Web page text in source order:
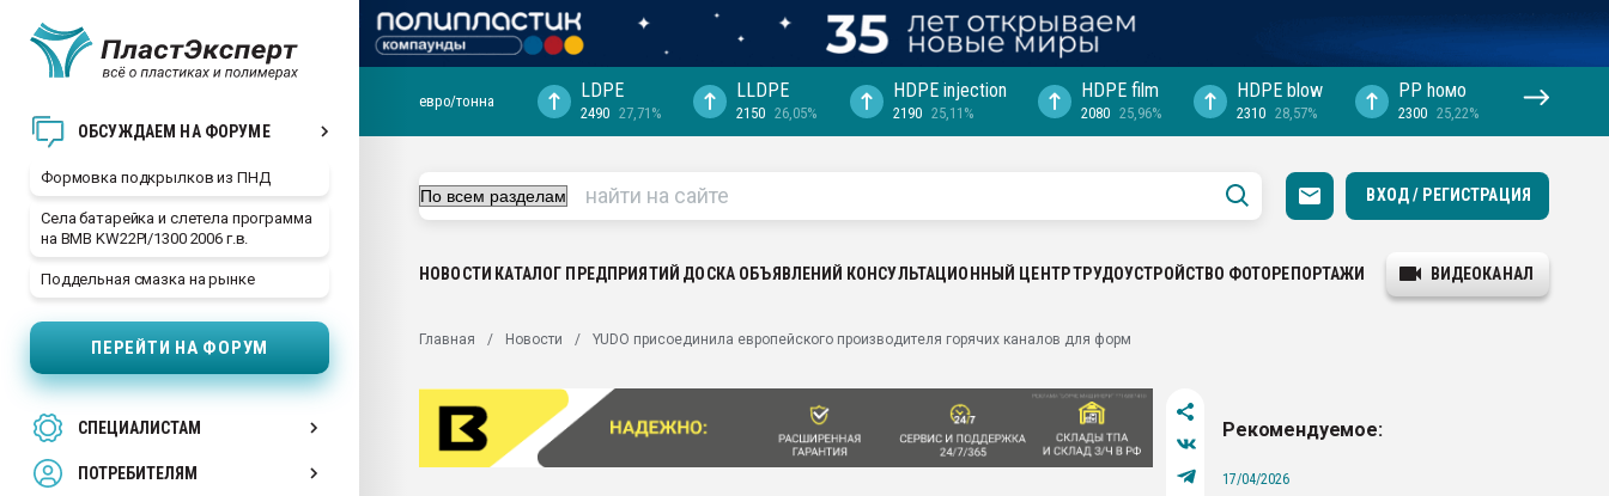
ОБСУЖДАЕМ НА ФОРУМЕ
Формовка подкрылков из ПНД
Села батарейка и слетела программа
на BMB KW22PI/1300 2006 г.в.
Поддельная смазка на рынке
ПЕРЕЙТИ НА ФОРУМ
СПЕЦИАЛИСТАМ
ПОТРЕБИТЕЛЯМ
29.07.2026 ФРП помог "Ижевскому
Вакуум-формовочные машины:
28.07.2026 Автоматизация выходит на
первый план в переработке
пластмасс
евро/тонна LDPE
2490 27,71%
LLDPE
2150 26,05%
HDPE injection
2190 25,11%
HDPE film
2080 25,96%
HDPE blow
2310 28,57%
PP hомо
2300 25,22%
ВХОД / РЕГИСТРАЦИЯ
НОВОСТИ КАТАЛОГ ПРЕДПРИЯТИЙ ДОСКА ОБЪЯВЛЕНИЙ КОНСУЛЬТАЦИОННЫЙ ЦЕНТРТРУДОУСТРОЙСТВО ФОТОРЕПОРТАЖИ ВИДЕОКАНАЛ
Главная Новости YUDO присоединила европейского производителя горячих каналов для форм
Рекомендуемое:
17/04/2026